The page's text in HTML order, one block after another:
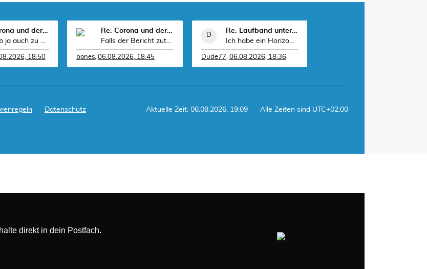
Re: Corona und der Sport
Deshalb ja auch zu Heterojunkz, die noch auf dem
18:50
Re: Corona und der Sport
Falls der Bericht zutrifft, sollte Klopp den Man
bones, 06.08.2026, 18:45
Re: Laufband unter 2000€
Ich habe ein Horizon 7.4AT und bin sehr zufrieden
Dude77, 06.08.2026, 18:36
Datenschutz Alle Zeiten sind UTC+02:00
Aktuelle Zeit: 06.08.2026, 19:09
direkt in dein Postfach.